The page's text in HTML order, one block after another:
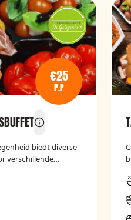
€25
P.P
biedt diverse
verschillende
of andere